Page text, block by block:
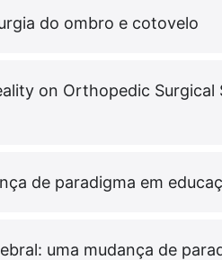
do ombro e cotovelo
on Orthopedic
de paradigma em
uma mudança de